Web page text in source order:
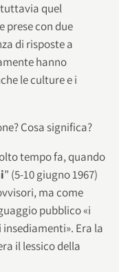
quel
prese con due
di risposte a
hanno
le culture e i
Cosa significa?
tempo fa, quando
” (5-10 giugno 1967)
ma come
pubblico «i
Era la
il lessico della